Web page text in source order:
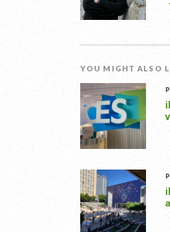
YOU MIGHT ALSO